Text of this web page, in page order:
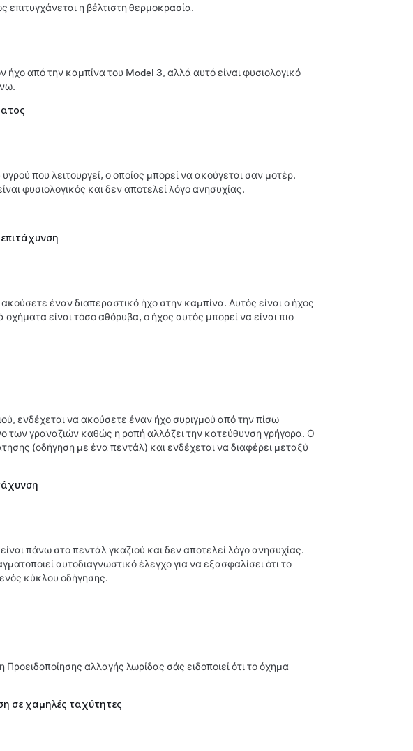
η βέλτιστη θερμοκρασία.
ήχο από την καμπίνα του Model 3, αλλά αυτό είναι φυσιολογικό
που λειτουργεί, ο οποίος μπορεί να ακούγεται σαν μοτέρ.
φυσιολογικός και δεν αποτελεί λόγο ανησυχίας.
έναν διαπεραστικό ήχο στην καμπίνα. Αυτός είναι ο ήχος
είναι τόσο αθόρυβα, ο ήχος αυτός μπορεί να είναι πιο
ενδέχεται να ακούσετε έναν ήχο συριγμού από την πίσω
των γραναζιών καθώς η ροπή αλλάζει την κατεύθυνση γρήγορα. Ο
(οδήγηση με ένα πεντάλ) και ενδέχεται να διαφέρει μεταξύ
πάνω στο πεντάλ γκαζιού και δεν αποτελεί λόγο ανησυχίας.
αυτοδιαγνωστικό έλεγχο για να εξασφαλίσει ότι το
κύκλου οδήγησης.
Προειδοποίησης αλλαγής λωρίδας σάς ειδοποιεί ότι το όχημα
σε χαμηλές ταχύτητες